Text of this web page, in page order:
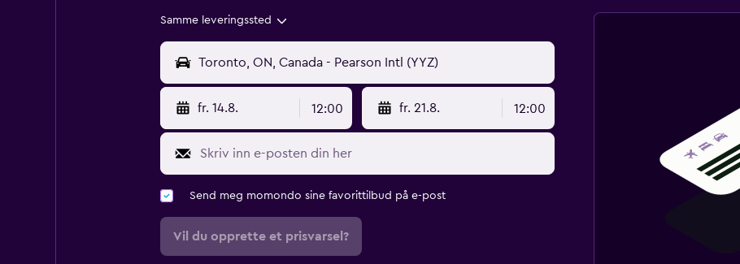
Samme leveringssted
fr. 14.8. 12:00 fr. 21.8. 12:00
Send meg momondo sine favorittilbud på e-post
Vil du opprette et prisvarsel?